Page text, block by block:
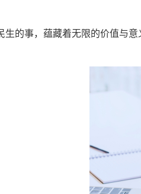
的事，蕴藏着无限的价值与意